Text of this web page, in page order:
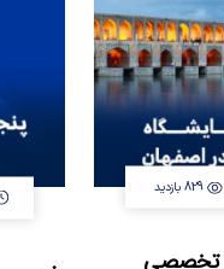
829 بازدید